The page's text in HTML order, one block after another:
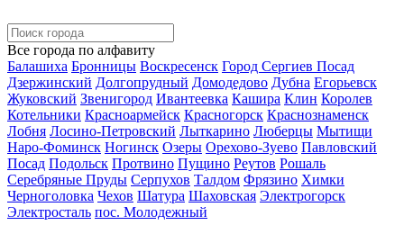
Все города по алфавиту
Балашиха Бронницы Воскресенск Город Сергиев Посад
Дзержинский Долгопрудный Домодедово Дубна Егорьевск
Жуковский Звенигород Ивантеевка Кашира Клин Королев
Котельники Красноармейск Красногорск Краснознаменск
Лобня Лосино-Петровский Лыткарино Люберцы Мытищи
Наро-Фоминск Ногинск Озеры Орехово-Зуево Павловский
Посад Подольск Протвино Пущино Реутов Рошаль
Серебряные Пруды Серпухов Талдом Фрязино Химки
Черноголовка Чехов Шатура Шаховская Электрогорск
Электросталь пос. Молодежный